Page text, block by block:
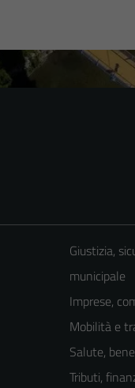
Giustizia,
municipale
Imprese,
Mobilità e
Salute,
Tributi,